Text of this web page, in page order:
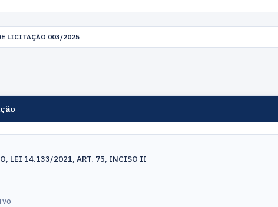
LICITAÇÃO 003/2025
LEI 14.133/2021, ART. 75, INCISO II